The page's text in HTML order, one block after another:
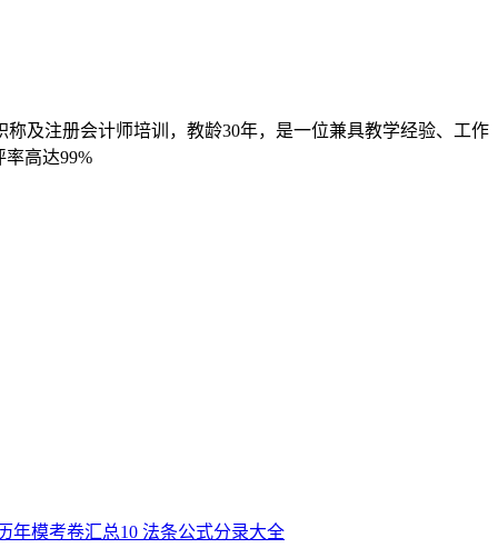
及注册会计师培训，教龄30年，是一位兼具教学经验、工作
高达99%
年模考卷汇总10 法条公式分录大全